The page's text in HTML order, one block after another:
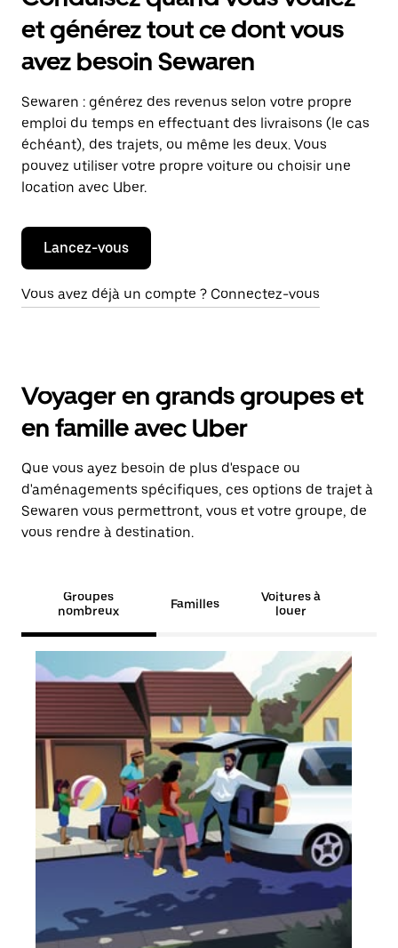
et générez tout ce dont vous
avez besoin Sewaren
Sewaren : générez des revenus selon votre propre
emploi du temps en effectuant des livraisons (le cas
échéant), des trajets, ou même les deux. Vous
pouvez utiliser votre propre voiture ou choisir une
location avec Uber.
Lancez-vous
Vous avez déjà un compte ? Connectez-vous
Voyager en grands groupes et
en famille avec Uber
Que vous ayez besoin de plus d'espace ou
d'aménagements spécifiques, ces options de trajet à
Sewaren vous permettront, vous et votre groupe, de
vous rendre à destination.
Groupes
nombreux
Familles
Voitures à
louer